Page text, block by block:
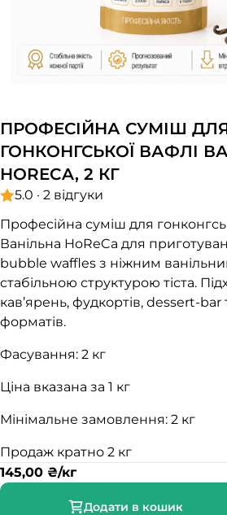
ПРОФЕСІЙНА СУМІШ
ГОНКОНГСЬКОЇ ВАФЛІ
HORECA, 2 КГ
5.0 · 2 відгуки
Професійна суміш для
Ванільна HoReCa для
bubble waffles з ніжним
стабільною структурою тіста.
кав’ярень, фудкортів, dessert-
форматів.
Фасування: 2 кг
Ціна вказана за 1 кг
Мінімальне замовлення: 2 кг
Продаж кратно 2 кг
145,00 ₴/кг
Додати в кошик